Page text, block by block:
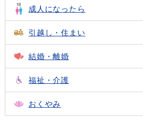
成人になったら
引越し・住まい
結婚・離婚
福祉・介護
おくやみ